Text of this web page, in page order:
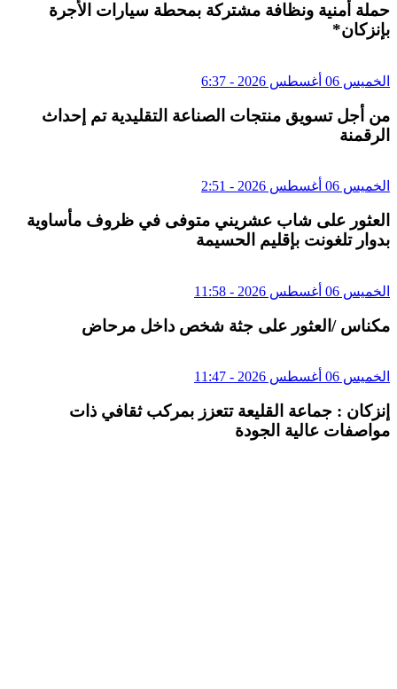
حملة أمنية ونظافة مشتركة بمحطة سيارات الأجرة
بإنزكان*
الخميس 06 أغسطس 2026 - 6:37
من أجل تسويق منتجات الصناعة التقليدية تم إحداث
الرقمنة
الخميس 06 أغسطس 2026 - 2:51
العثور على شاب عشريني متوفى في ظروف مأساوية
بدوار تلغونت بإقليم الحسيمة
الخميس 06 أغسطس 2026 - 11:58
مكناس /العثور على جثة شخص داخل مرحاض
الخميس 06 أغسطس 2026 - 11:47
إنزكان : جماعة القليعة تتعزز بمركب ثقافي ذات
مواصفات عالية الجودة